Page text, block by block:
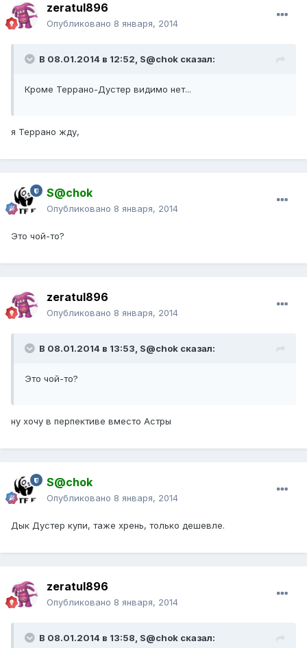
zeratul896
Опубликовано 8 января, 2014
В 08.01.2014 в 12:52, S@chok сказал:
Кроме Террано-Дустер видимо нет...
я Террано жду,
S@chok
Опубликовано 8 января, 2014
Это чой-то?
zeratul896
Опубликовано 8 января, 2014
В 08.01.2014 в 13:53, S@chok сказал:
Это чой-то?
ну хочу в перпективе вместо Астры
S@chok
Опубликовано 8 января, 2014
Дык Дустер купи, таже хрень, только дешевле.
zeratul896
Опубликовано 8 января, 2014
В 08.01.2014 в 13:58, S@chok сказал: